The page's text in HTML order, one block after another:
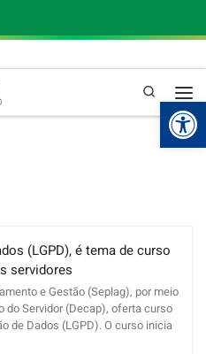
Pesquisa
(LGPD), é tema de curso
servidores
e Gestão (Seplag), por meio
do Servidor (Decap), oferta curso
de Dados (LGPD). O curso inicia